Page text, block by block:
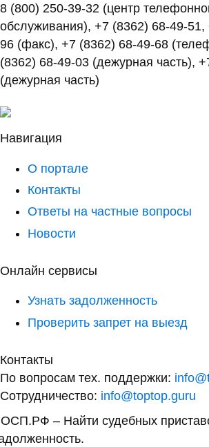
8 (800) 250-39-32 (центр
обслуживания), +7 (8362) 68-49-
96 (факс), +7 (8362) 68-49-68
(8362) 68-49-03 (дежурная часть),
(дежурная часть)
Навигация
О портале
Контакты
Ответы на частные вопросы
Новости
Онлайн сервисы
Узнать задолженность
Проверить запрет на выезд
Контакты
По вопросам тех. поддержки:
Сотрудничество: info@toptop.guru
– Найти судебных